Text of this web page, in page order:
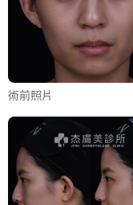
術前照片